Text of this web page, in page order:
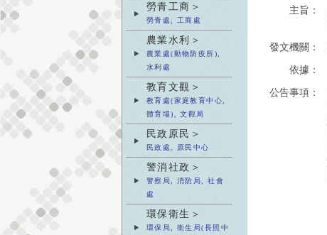
勞青工商＞
勞青處, 工商處
農業水利＞
農業處(動物防疫所),
水利處
教育文觀＞
教育處(家庭教育中心,
體育場), 文觀局
民政原民＞
民政處, 原民中心
警消社政＞
警察局, 消防局, 社會
處
環保衛生＞
環保局, 衛生局(長照中
主旨：
發文機關：
依據：
公告事項：